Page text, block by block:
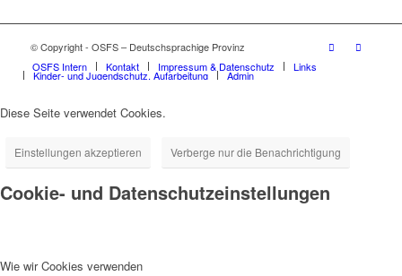
© Copyright - OSFS – Deutschsprachige Provinz
OSFS Intern
Kontakt Impressum & Datenschutz Links
Kinder- und Jugendschutz, Aufarbeitung Admin
Diese Seite verwendet Cookies.
Einstellungen akzeptieren Verberge nur die Benachrichtigung
Cookie- und Datenschutzeinstellungen
Wie wir Cookies verwenden